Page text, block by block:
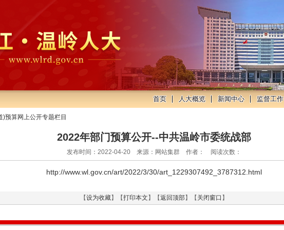
首页 人大概览 新闻中心 监督工作
)预算网上公开专题栏目
2022年部门预算公开--中共温岭市委统战部
发布时间：2022-04-20 来源：网站集群 作者： 阅读次数：
http://www.wl.gov.cn/art/2022/3/30/art_1229307492_3787312.html
【设为收藏】【打印本文 】【返回顶部】【 关闭窗口 】